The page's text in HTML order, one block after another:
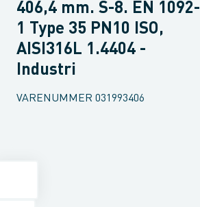
406,4 mm. S-8. EN 1092-
1 Type 35 PN10 ISO,
AISI316L 1.4404 -
Industri
VARENUMMER 031993406